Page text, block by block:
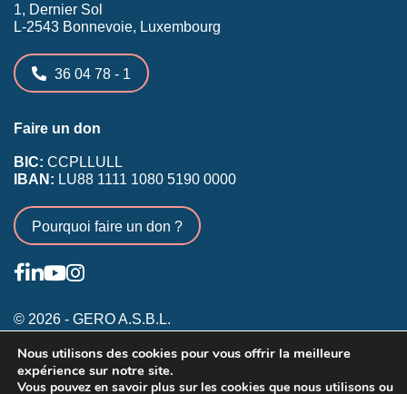
1, Dernier Sol
L-2543 Bonnevoie, Luxembourg
36 04 78 - 1
Faire un don
BIC: CCPLLULL
IBAN: LU88 1111 1080 5190 0000
Pourquoi faire un don ?
© 2026 - GERO A.S.B.L.
Conditions générales
Inscription membres existants
Nous utilisons des cookies pour vous offrir la meilleure
expérience sur notre site.
Vous pouvez en savoir plus sur les cookies que nous utilisons ou